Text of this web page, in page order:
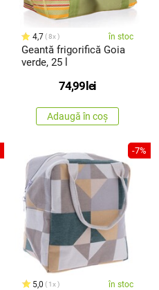
4,7 8x în stoc
Geantă frigorifică Goia
verde, 25 l
74,99 lei
Adaugă în coș
-7%
5,0 1x în stoc